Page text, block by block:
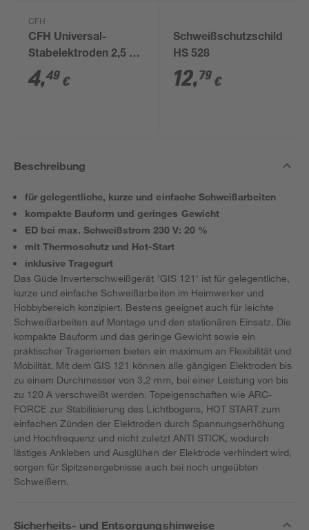
CFH
CFH Universal-
Stabelektroden 2,5 x
350 mm 8 Stück
4,49 €
Schweißschutzschild
HS 528
12,79 €
Beschreibung
für gelegentliche, kurze und einfache Schweißarbeiten
kompakte Bauform und geringes Gewicht
ED bei max. Schweißstrom 230 V: 20 %
mit Thermoschutz und Hot-Start
inklusive Tragegurt
Das Güde Inverterschweißgerät 'GIS 121' ist für gelegentliche,
kurze und einfache Schweißarbeiten im Heimwerker und
Hobbybereich konzipiert. Bestens geeignet auch für leichte
Schweißarbeiten auf Montage und den stationären Einsatz. Die
kompakte Bauform und das geringe Gewicht sowie ein
praktischer Trageriemen bieten ein maximum an Flexibilität und
Mobilität. Mit dem GIS 121 können alle gängigen Elektroden bis
zu einem Durchmesser von 3,2 mm, bei einer Leistung von bis
zu 120 A verschweißt werden. Topeigenschaften wie ARC-
FORCE zur Stabilisierung des Lichtbogens, HOT START zum
einfachen Zünden der Elektroden durch Spannungserhöhung
und Hochfrequenz und nicht zuletzt ANTI STICK, wodurch
lästiges Ankleben und Ausglühen der Elektrode verhindert wird,
sorgen für Spitzenergebnisse auch bei noch ungeübten
Schweißern.
Sicherheits- und Entsorgungshinweise